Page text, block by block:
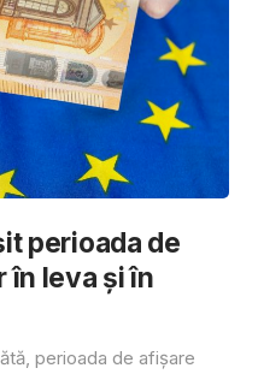
perioada de
în ​​leva și în
perioada de afișare